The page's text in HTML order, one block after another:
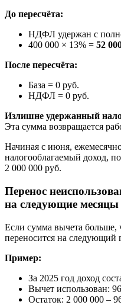
До пересчёта:
НДФЛ удержан с
400 000 × 13% = 52
После пересчёта:
База = 0 руб.
НДФЛ = 0 руб.
Излишне удержанный
Эта сумма возвращается
Начиная с июня,
налогооблагаемый доход,
2 000 000 руб.
Перенос
на следующие месяцы
Если сумма вычета больше,
переносится на следующий
Пример:
За 2025 год доход
Вычет использован:
Остаток: 2 000 000 –